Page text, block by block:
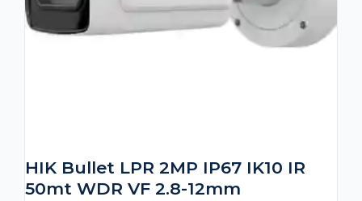
HIK Bullet LPR 2MP IP67 IK10 IR
50mt WDR VF 2.8-12mm